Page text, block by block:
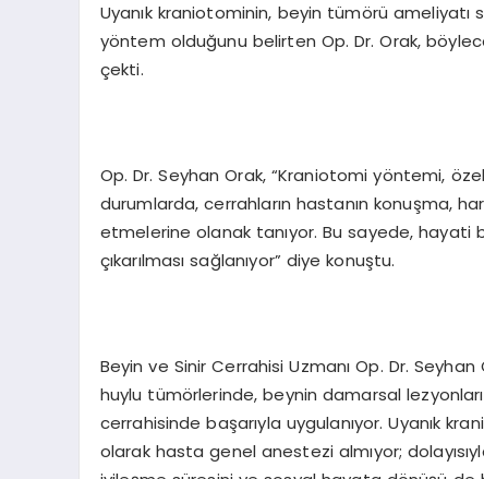
Uyanık kraniotominin, beyin tümörü ameliyatı
yöntem olduğunu belirten Op. Dr. Orak,
çekti.
Op. Dr. Seyhan Orak, “Kraniotomi yöntemi,
durumlarda, cerrahların hastanın konuşma,
etmelerine olanak tanıyor. Bu sayede, hayati
çıkarılması sağlanıyor” diye konuştu.
Beyin ve Sinir Cerrahisi Uzmanı Op. Dr.
huylu tümörlerinde, beynin damarsal
cerrahisinde başarıyla uygulanıyor. Uyanık
olarak hasta genel anestezi almıyor;